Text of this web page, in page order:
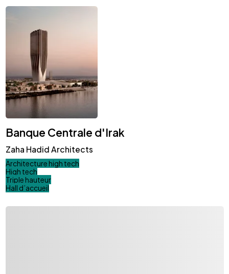
Banque Centrale d'Irak
Zaha Hadid Architects
Architecture high tech
High tech
Triple hauteur
Hall d’accueil